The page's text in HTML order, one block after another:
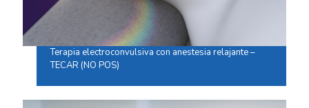
Terapia electroconvulsiva con anestesia relajante –
TECAR (NO POS)